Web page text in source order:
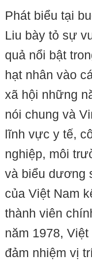
Phát biểu tại
Liu bày tỏ sự
quả nổi bật
hạt nhân vào
xã hội những
nói chung và
lĩnh vực y tế,
nghiệp, môi
và biểu dương
của Việt Nam
thành viên
năm 1978,
đảm nhiệm vị